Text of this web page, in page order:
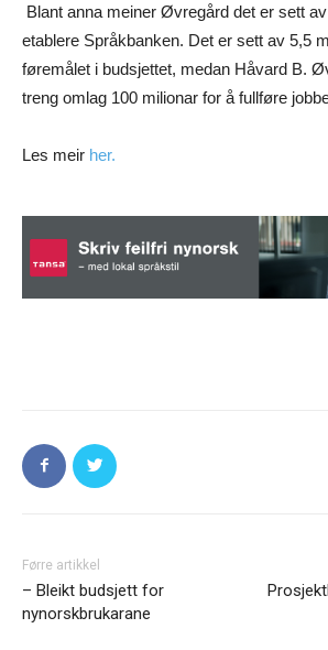
Blant anna meiner Øvregård det er sett
etablere Språkbanken. Det er sett av 5,5
føremålet i budsjettet, medan Håvard B.
treng omlag 100 milionar for å fullføre
Les meir her.
Førre artikkel
– Bleikt budsjett for
nynorskbrukarane